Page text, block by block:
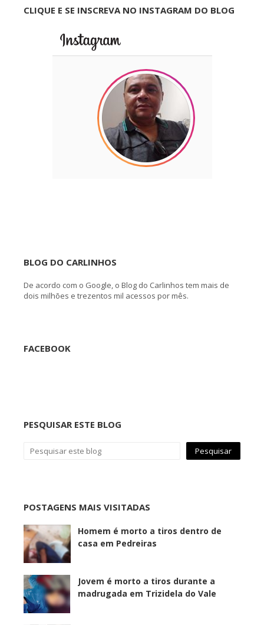
CLIQUE E SE INSCREVA NO INSTAGRAM DO BLOG
BLOG DO CARLINHOS
De acordo com o Google, o Blog do Carlinhos tem mais de
dois milhões e trezentos mil acessos por mês.
FACEBOOK
PESQUISAR ESTE BLOG
POSTAGENS MAIS VISITADAS
Homem é morto a tiros dentro de
casa em Pedreiras
Jovem é morto a tiros durante a
madrugada em Trizidela do Vale